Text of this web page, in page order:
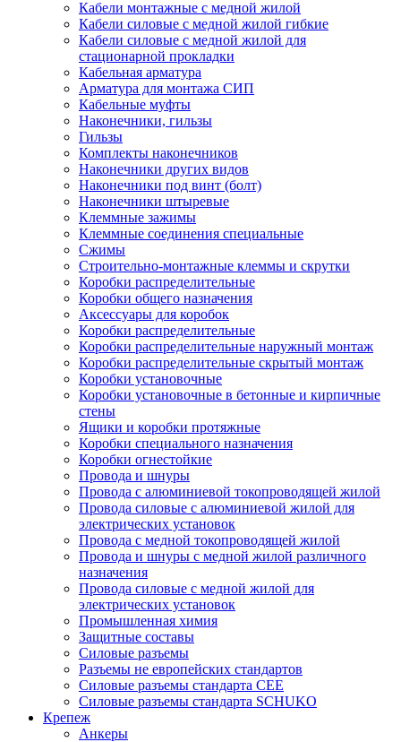
Кабели монтажные с медной жилой
Кабели силовые с медной жилой гибкие
Кабели силовые с медной жилой для
стационарной прокладки
Кабельная арматура
Арматура для монтажа СИП
Кабельные муфты
Наконечники, гильзы
Гильзы
Комплекты наконечников
Наконечники других видов
Наконечники под винт (болт)
Наконечники штыревые
Клеммные зажимы
Клеммные соединения специальные
Сжимы
Строительно-монтажные клеммы и скрутки
Коробки распределительные
Коробки общего назначения
Аксессуары для коробок
Коробки распределительные
Коробки распределительные наружный монтаж
Коробки распределительные скрытый монтаж
Коробки установочные
Коробки установочные в бетонные и кирпичные
стены
Ящики и коробки протяжные
Коробки специального назначения
Коробки огнестойкие
Провода и шнуры
Провода с алюминиевой токопроводящей жилой
Провода силовые с алюминиевой жилой для
электрических установок
Провода с медной токопроводящей жилой
Провода и шнуры с медной жилой различного
назначения
Провода силовые с медной жилой для
электрических установок
Промышленная химия
Защитные составы
Силовые разъемы
Разъемы не европейских стандартов
Силовые разъемы стандарта CEE
Силовые разъемы стандарта SCHUKO
Крепеж
Анкеры